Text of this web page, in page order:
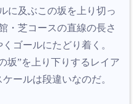
に及ぶこの坂を上り切っ
・芝コースの直線の長さ
ゴールにたどり着く。
坂”を上り下りするレイア
ールは段違いなのだ。